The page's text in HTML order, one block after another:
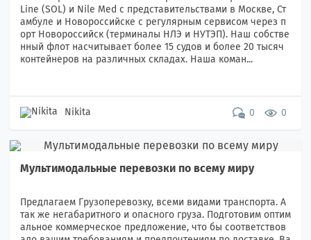
Line (SOL) и Nile Med с представительствами в Москве, Ст
амбуле и Новороссийске c регулярным сервисом через п
орт Новороссийск (терминалы НЛЭ и НУТЭП). Наш собстве
нный флот насчитывает более 15 судов и более 20 тысяч
контейнеров на различных складах. Наша коман...
Nikita 0 0
Мультимодальные перевозки по всему миру
Предлагаем Грузоперевозку, всеми видами транспорта. А
так же негабаритного и опасного груза. Подготовим оптим
альное коммерческое предложение, что бы соответствов